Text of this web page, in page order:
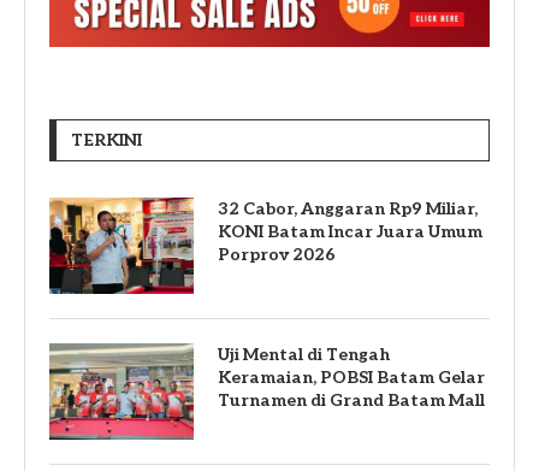
TERKINI
32 Cabor, Anggaran Rp9 Miliar,
KONI Batam Incar Juara Umum
Porprov 2026
Uji Mental di Tengah
Keramaian, POBSI Batam Gelar
Turnamen di Grand Batam Mall